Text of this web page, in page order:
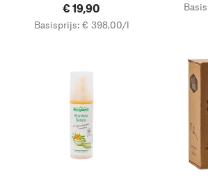
€ 19,90
Basisprijs: € 398,00/l